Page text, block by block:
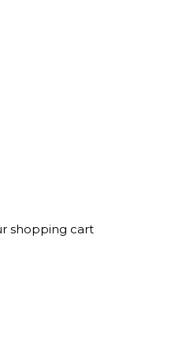
shopping cart